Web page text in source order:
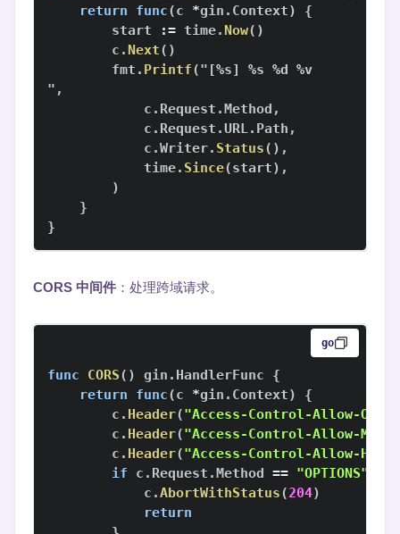
return
func(c *gin . Context)
{
        start
:= time.Now( )
        c
.Next( )
        fmt
. Printf(" [%s] %s %d %
" ,
            c
. Request .Method ,
            c
. Request .URL. Path ,
            c
.Writer. Status( ) ,
            time
. Since(start) ,
)
}
}
CORS 中间件 ：处理跨域请求。
go
func CORS( ) gin . HandlerFunc {
return
func(c *gin . Context)
{
        c
. Header("Access-Control-Allow-
        c
. Header("Access-Control-Allow-
        c
. Header("Access-Control-Allow-
if c . Request .Method == "OPTIONS"
            c
.AbortWithStatus(204)
return